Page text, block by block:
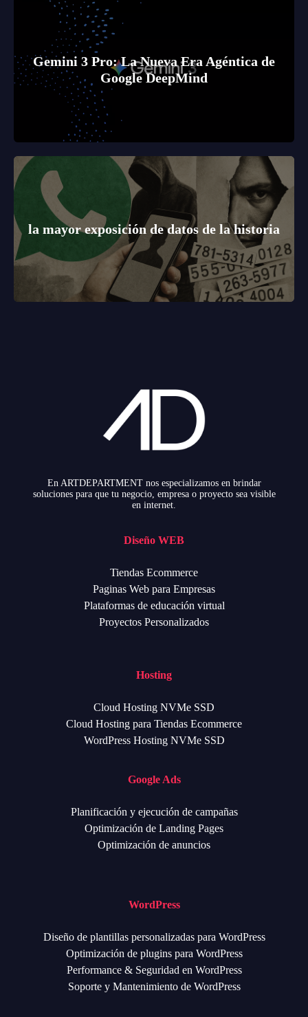
Gemini 3 Pro: La Nueva Era Agéntica de
Google DeepMind
la mayor exposición de datos de la historia
En ARTDEPARTMENT nos especializamos en brindar
soluciones para que tu negocio, empresa o proyecto sea visible
en internet.
Diseño WEB
Tiendas Ecommerce
Paginas Web para Empresas
Plataformas de educación virtual
Proyectos Personalizados
Hosting
Cloud Hosting NVMe SSD
Cloud Hosting para Tiendas Ecommerce
WordPress Hosting NVMe SSD
Google Ads
Planificación y ejecución de campañas
Optimización de Landing Pages
Optimización de anuncios
WordPress
Diseño de plantillas personalizadas para WordPress
Optimización de plugins para WordPress
Performance & Seguridad en WordPress
Soporte y Mantenimiento de WordPress